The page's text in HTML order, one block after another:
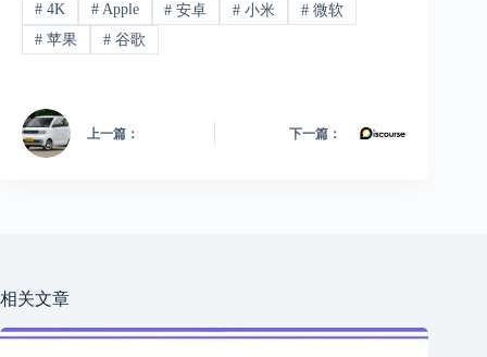
#4K #Apple # 安卓 # 小米 # 微软
#苹果 #谷歌
上一篇： 下一篇：
相关文章